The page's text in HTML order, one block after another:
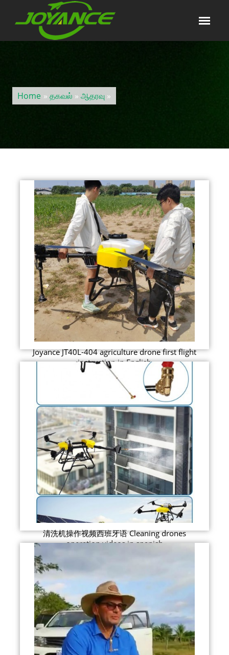
Home » தகவல் » ஆதரவு »
Joyance JT40L-404 agriculture drone first flight
instruction in English
清洗机操作视频西班牙语 Cleaning drones
operation videos in spanish